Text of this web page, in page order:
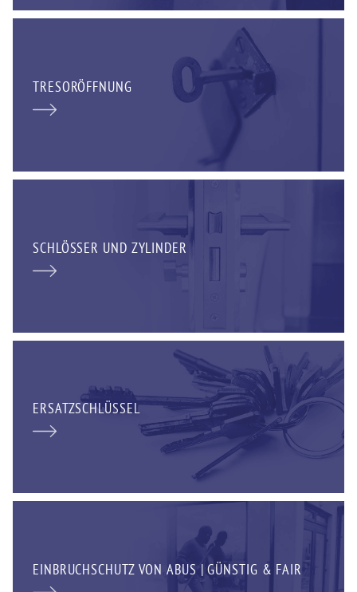
TRESORÖFFNUNG
SCHLÖSSER UND ZYLINDER
ERSATZSCHLÜSSEL
EINBRUCHSCHUTZ VON ABUS | GÜNSTIG & FAIR